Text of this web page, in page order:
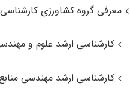
معرفی گروه کشاورزی
کارشناسی ارشد علوم و
کارشناسی ارشد مهندسی